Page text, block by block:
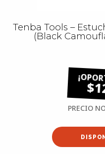
Tenba Tools –
(Black
PRECIO